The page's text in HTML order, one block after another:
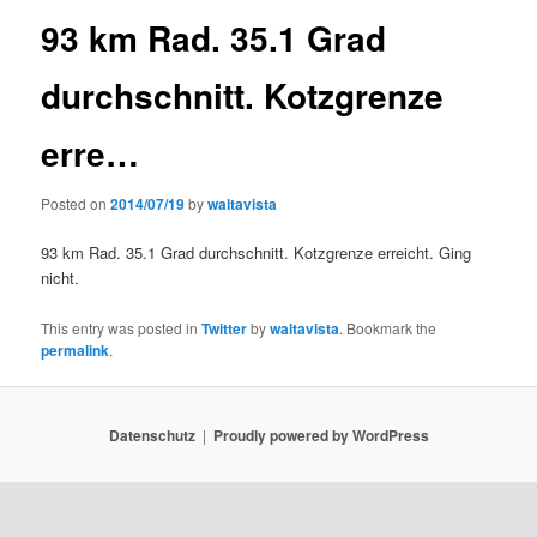
93 km Rad. 35.1 Grad
durchschnitt. Kotzgrenze
erre…
Posted on2014/07/19bywaltavista
93 km Rad. 35.1 Grad durchschnitt. Kotzgrenze erreicht. Ging
nicht.
This entry was posted inTwitterbywaltavista. Bookmark the
permalink.
Datenschutz Proudly powered by WordPress